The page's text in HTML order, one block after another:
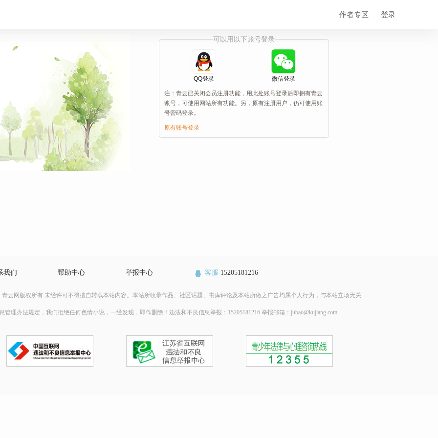
作者专区 登录
可以用以下账号登录
QQ登录 微信登录
注：青云已关闭会员注册功能，用此处账号登录后即拥有青云
账号，可使用网站所有功能。另，原有注册用户，仍可使用账
号密码登录。
原有账号登录
我们 帮助中心 举报中心 客服 15205181216
青云网版权所有 未经许可不得擅自转载本站内容。本站所收录作品、社区话题、书库评论及本站所做之广告均属个人行为，与本站立场无关
理办法规定，我们拒绝任何色情小说，一经发现，即作删除！ 违法和不良信息举报：15205181216 举报邮箱：jubao@kujiang.com